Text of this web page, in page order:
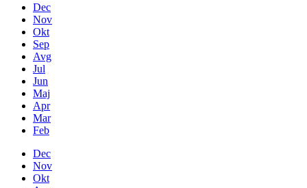
Dec
Nov
Okt
Sep
Avg
Jul
Jun
Maj
Apr
Mar
Feb
Dec
Nov
Okt